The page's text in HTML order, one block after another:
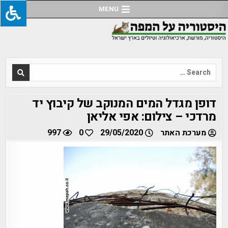
to
content
MENU
Search
for:
דופן מגדל המים המנוקב של קיבוץ יד
מרדכי – צילום: אפי אליאן
מערכת האתר 29/05/2020
0
997